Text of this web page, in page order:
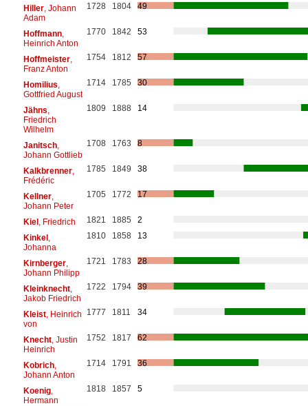
Hiller, Johann
Adam
1728 1804 49
Hoffmann,
Heinrich Anton
1770 1842 53
Hoffmeister,
Franz Anton
1754 1812 57
Homilius
Gottfried August
1714 1785 30
Jähns
Friedrich
Wilhelm
1809 1888 14
Janitsch,
Johann Gottlieb
1708 1763 8
Kalkbrenner,
Frédéric
1785 1849 38
Kellner,
Johann Peter
1705 1772 17
Kiel, Friedrich 1821 1885
2
Kinkel,
Johanna
1810 1858 13
Kirnberger,
Johann Philipp
1721 1783 28
Kleinknecht,
Jakob Friedrich
1722 1794 39
Kleist, Heinrich
von
1777 1811 34
Knecht, Justin
Heinrich
1752 1817 62
Kobrich,
Johann Anton
1714 1791 36
Koenig,
Hermann
1818 1857 5